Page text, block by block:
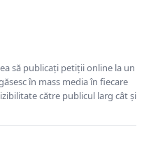
să publicați petiții online la un
în mass media în fiecare
către publicul larg cât și